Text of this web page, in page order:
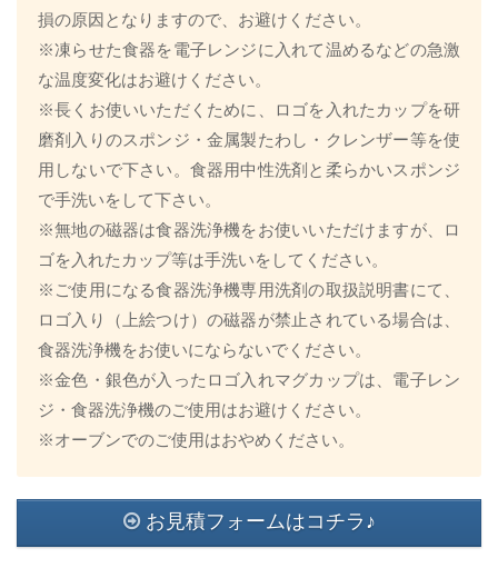
損の原因となりますので、お避けください。
※凍らせた食器を電子レンジに入れて温めるなどの急激
な温度変化はお避けください。
※長くお使いいただくために、ロゴを入れたカップを研
磨剤入りのスポンジ・金属製たわし・クレンザー等を使
用しないで下さい。食器用中性洗剤と柔らかいスポンジ
で手洗いをして下さい。
※無地の磁器は食器洗浄機をお使いいただけますが、ロ
ゴを入れたカップ等は手洗いをしてください。
※ご使用になる食器洗浄機専用洗剤の取扱説明書にて、
ロゴ入り（上絵つけ）の磁器が禁止されている場合は、
食器洗浄機をお使いにならないでください。
※金色・銀色が入ったロゴ入れマグカップは、電子レン
ジ・食器洗浄機のご使用はお避けください。
※オーブンでのご使用はおやめください。
お見積フォームはコチラ♪